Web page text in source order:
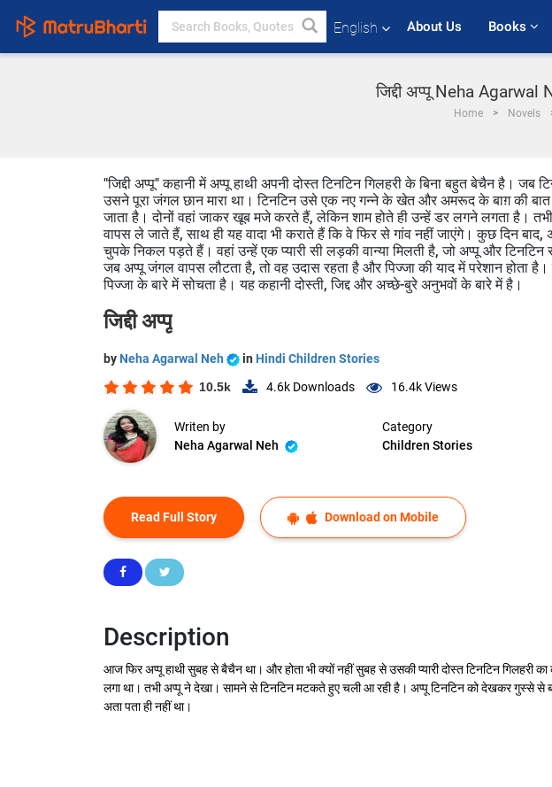
English About Us Books
जिद्दी अप्पू Neha Agarwal
Home Novels
"जिद्दी अप्पू" कहानी में अप्पू हाथी अपनी दोस्त टिनटिन गिलहरी के बिना बहुत बेचैन है। जब
उसने पूरा जंगल छान मारा था। टिनटिन उसे एक नए गन्ने के खेत और अमरूद के बाग़ की
जाता है। दोनों वहां जाकर खूब मजे करते हैं, लेकिन शाम होते ही उन्हें डर लगने लगता है।
वापस ले जाते हैं, साथ ही यह वादा भी कराते हैं कि वे फिर से गांव नहीं जाएंगे। कुछ दिन
चुपके निकल पड़ते हैं। वहां उन्हें एक प्यारी सी लड़की वान्या मिलती है, जो अप्पू और टिनटिन
जब अप्पू जंगल वापस लौटता है, तो वह उदास रहता है और पिज्जा की याद में परेशान होता
पिज्जा के बारे में सोचता है। यह कहानी दोस्ती, जिद्द और अच्छे-बुरे अनुभवों के बारे में है।
जिद्दी अप्पू
by Neha Agarwal Neh in Hindi Children Stories
10.5k 4.6k Downloads 16.4kViews
Writen by
Neha Agarwal Neh
Category
Children Stories
Read Full Story Download on Mobile
Description
आज फिर अप्पू हाथी सुबह से बैचैन था। और होता भी क्यों नहीं सुबह से उसकी प्यारी दोस्त टिनटिन गिलहरी
लगा था। तभी अप्पू ने देखा। सामने से टिनटिन मटकते हुए चली आ रही है। अप्पू टिनटिन को देखकर गुस्से से
अता पता ही नहीं था।